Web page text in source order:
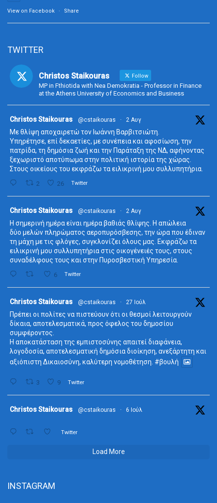
View on Facebook · Share
TWITTER
Christos Staikouras Follow
MP in Fthiotida with Nea Demokratia - Professor in Finance
at the Athens University of Economics and Business
Christos Staikouras @cstaikouras · 2 Αυγ
Με θλίψη αποχαιρετώ τον Ιωάννη Βαρβιτσιώτη.
Υπηρέτησε, επί δεκαετίες, με συνέπεια και αφοσίωση, την
πατρίδα, τη δημόσια ζωή και την Παράταξη της ΝΔ, αφήνοντας
ξεχωριστό αποτύπωμα στην πολιτική ιστορία της χώρας.
Στους οικείους του εκφράζω τα ειλικρινή μου συλλυπητήρια.
2 26 Twitter
Christos Staikouras @cstaikouras · 2 Αυγ
Η σημερινή ημέρα είναι ημέρα βαθιάς θλίψης. Η απώλεια
δύο μελών πληρώματος αεροπυρόσβεσης, την ώρα που έδιναν
τη μάχη με τις φλόγες, συγκλονίζει όλους μας. Εκφράζω τα
ειλικρινή μου συλλυπητήρια στις οικογένειές τους, στους
συναδέλφους τους και στην Πυροσβεστική Υπηρεσία.
6 Twitter
Christos Staikouras @cstaikouras · 27 Ιούλ
Πρέπει οι πολίτες να πιστεύουν ότι οι θεσμοί λειτουργούν
δίκαια, αποτελεσματικά, προς όφελος του δημοσίου
συμφέροντος.
Η αποκατάσταση της εμπιστοσύνης απαιτεί διαφάνεια,
λογοδοσία, αποτελεσματική δημόσια διοίκηση, ανεξάρτητη και
αξιόπιστη Δικαιοσύνη, καλύτερη νομοθέτηση. #βουλή
3 9 Twitter
Christos Staikouras @cstaikouras · 6 Ιούλ
Twitter
Load More
INSTAGRAM